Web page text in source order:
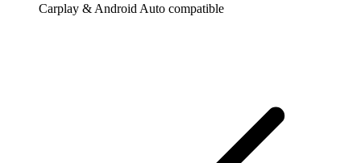
Carplay & Android Auto compatible